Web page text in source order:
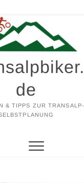
de
& TIPPS ZUR TRANSALP-